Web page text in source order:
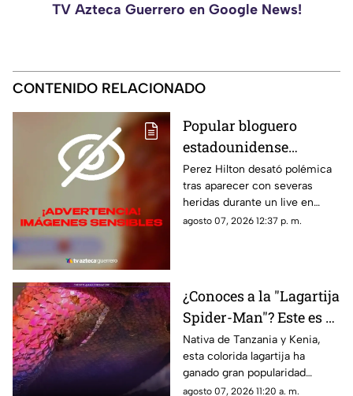
TV Azteca Guerrero en Google News!
CONTENIDO RELACIONADO
Popular bloguero
estadounidense
aparece con severas
heridas en un LIVE;
¿buscaba interacción?
Perez Hilton desató polémica
tras aparecer con severas
heridas durante un live en
TikTok. El video abrió un
agosto 07, 2026 12:37 p. m.
¿Conoces a la "Lagartija
Spider-Man"? Este es el
reptil con los colores
del superhéroe
Nativa de Tanzania y Kenia,
esta colorida lagartija ha
ganado gran popularidad
debido a su increíble parecido
agosto 07, 2026 11:20 a. m.